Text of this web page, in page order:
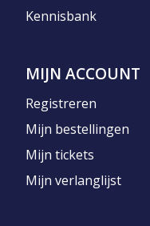
Kennisbank
MIJN ACCOUNT
Registreren
Mijn bestellingen
Mijn tickets
Mijn verlanglijst